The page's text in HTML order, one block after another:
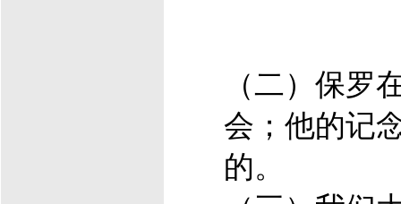
（二）保罗
会；他的记
的。